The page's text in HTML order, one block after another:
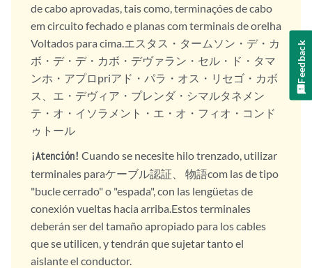
de cabo aprovadas, tais como, terminaçóes de cabo
em circuito fechado e planas com terminais de orelha
Voltados para cima.エスタス・タームソン・デ・カ
ボ・デ・デ・カボ・デヴァラン・セル・ド・タマ
ンホ・アプロpriアド・パラ・オス・リセゴ・カボ
ス、エ・デヴィア・プレンダ・シマルタネメン
テ・オ・イソラメント・エ・オ・フィオ・コンド
ゥトール
¡Atención! Cuando se necesite hilo trenzado, utilizar
terminales paraケーブル認証、 物語com las de tipo
"bucle cerrado" o "espada", con las lengüetas de
conexión vueltas hacia arriba.Estos terminales
deberán ser del tamaño apropiado para los cables
que se utilicen, y tendrán que sujetar tanto el
aislante el conductor.
Feedback